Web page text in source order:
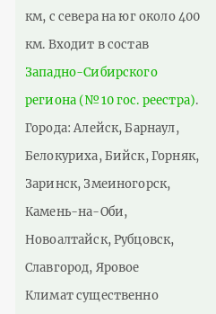
км, с севера на юг около 400
км. Входит в состав
Западно-Сибирского
региона (№10 гос. реестра).
Города: Алейск, Барнаул,
Белокуриха, Бийск, Горняк,
Заринск, Змеиногорск,
Камень-на-Оби,
Новоалтайск, Рубцовск,
Славгород, Яровое
Климат существенно